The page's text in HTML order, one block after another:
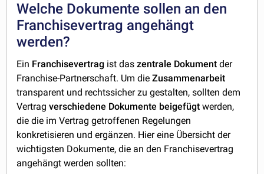
Welche Dokumente sollen an den
Franchisevertrag angehängt
werden?
Ein Franchisevertrag ist daszentrale Dokument der
Franchise-Partnerschaft. Um dieZusammenarbeit
transparent und rechtssicher zu gestalten, sollten dem
Vertragverschiedene Dokumente beigefügt werden,
die die im Vertrag getroffenen Regelungen
konkretisieren und ergänzen. Hier eine Übersicht der
wichtigsten Dokumente, die an den Franchisevertrag
angehängt werden sollten: